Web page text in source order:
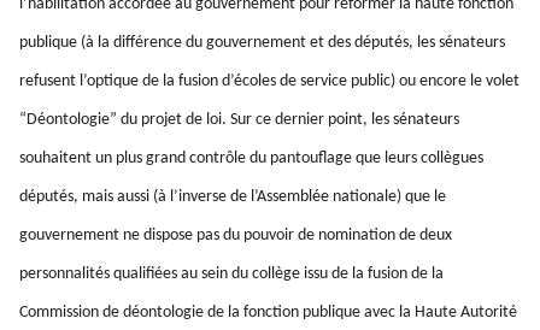
l’habilitation accordée au gouvernement pour réformer la haute fonction
publique (à la différence du gouvernement et des députés, les sénateurs
refusent l’optique de la fusion d’écoles de service public) ou encore le volet
“Déontologie” du projet de loi. Sur ce dernier point, les sénateurs
souhaitent un plus grand contrôle du pantouflage que leurs collègues
députés, mais aussi (à l’inverse de l’Assemblée nationale) que le
gouvernement ne dispose pas du pouvoir de nomination de deux
personnalités qualifiées au sein du collège issu de la fusion de la
Commission de déontologie de la fonction publique avec la Haute Autorité